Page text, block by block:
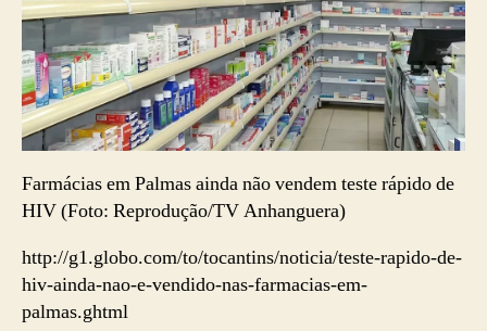
Farmácias em Palmas ainda não vendem teste rápido de
HIV (Foto: Reprodução/TV Anhanguera)
http://g1.globo.com/to/tocantins/noticia/teste-rapido-de-
hiv-ainda-nao-e-vendido-nas-farmacias-em-
palmas.ghtml